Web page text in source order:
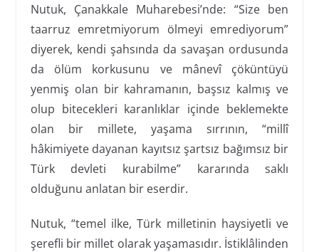
Nutuk, Çanakkale Muharebesi’nde: “Size ben
taarruz emretmiyorum ölmeyi emrediyorum”
diyerek, kendi şahsında da savaşan ordusunda
da ölüm korkusunu ve mânevî çöküntüyü
yenmiş olan bir kahramanın, başsız kalmış ve
olup bitecekleri karanlıklar içinde beklemekte
olan bir millete, yaşama sırrının, “millî
hâkimiyete dayanan kayıtsız şartsız bağımsız bir
Türk devleti kurabilme” kararında saklı
olduğunu anlatan bir eserdir.
Nutuk, “temel ilke, Türk milletinin haysiyetli ve
şerefli bir millet olarak yaşamasıdır. İstiklâlinden